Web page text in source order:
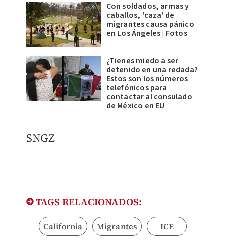
Con soldados, armas y
caballos, 'caza' de
migrantes causa pánico
en Los Ángeles | Fotos
¿Tienes miedo a ser
detenido en una redada?
Estos son los números
telefónicos para
contactar al consulado
de México en EU
SNGZ
TAGS RELACIONADOS:
California Migrantes ICE